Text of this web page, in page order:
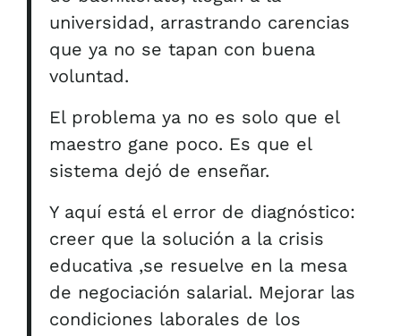
universidad, arrastrando carencias
que ya no se tapan con buena
voluntad.
El problema ya no es solo que el
maestro gane poco. Es que el
sistema dejó de enseñar.
Y aquí está el error de diagnóstico:
creer que la solución a la crisis
educativa ,se resuelve en la mesa
de negociación salarial. Mejorar las
condiciones laborales de los